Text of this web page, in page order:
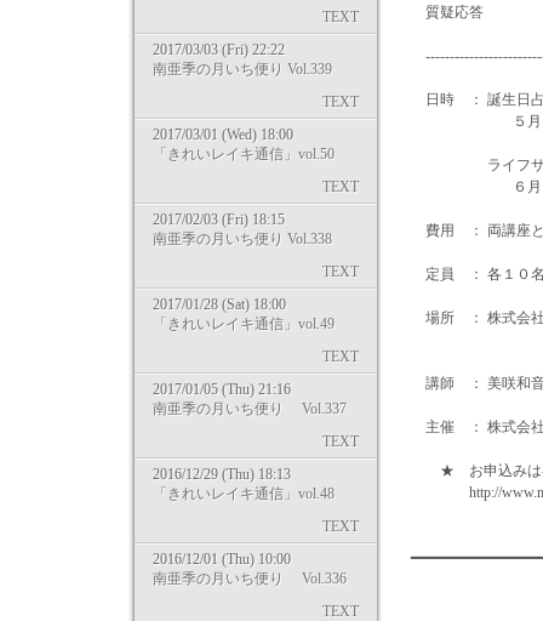
TEXT
2017/03/03 (Fri) 22:22
南亜季の月いち便り Vol.339
TEXT
2017/03/01 (Wed) 18:00
「きれいレイキ通信」vol.50
TEXT
2017/02/03 (Fri) 18:15
南亜季の月いち便り Vol.338
TEXT
2017/01/28 (Sat) 18:00
「きれいレイキ通信」vol.49
TEXT
2017/01/05 (Thu) 21:16
南亜季の月いち便り Vol.337
TEXT
2016/12/29 (Thu) 18:13
「きれいレイキ通信」vol.48
TEXT
2016/12/01 (Thu) 10:00
南亜季の月いち便り Vol.336
TEXT
質疑応答
日時 ： 誕生日占
５月２４日・
ライフサイク
６月１４日・
費用 ： 両講座と
定員 ： 各１０
場所 ： 株式会社
講師 ： 美咲和音
主催 ： 株式会社
★ お申込みは専
http://www.m-